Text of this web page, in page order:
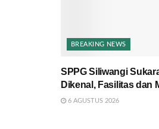
BREAKING NEWS
SPPG Siliwangi
Dikenal, Fasilitas dan
6 AGUSTUS 2026